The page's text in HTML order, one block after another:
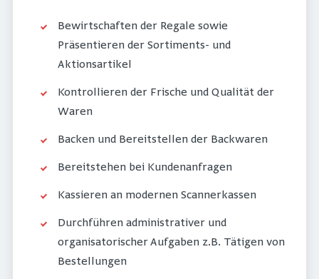
Bewirtschaften der Regale sowie
Präsentieren der Sortiments- und
Aktionsartikel
Kontrollieren der Frische und Qualität der
Waren
Backen und Bereitstellen der Backwaren
Bereitstehen bei Kundenanfragen
Kassieren an modernen Scannerkassen
Durchführen administrativer und
organisatorischer Aufgaben z.B. Tätigen von
Bestellungen